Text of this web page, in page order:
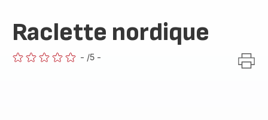
Raclette nordique
- /5 -